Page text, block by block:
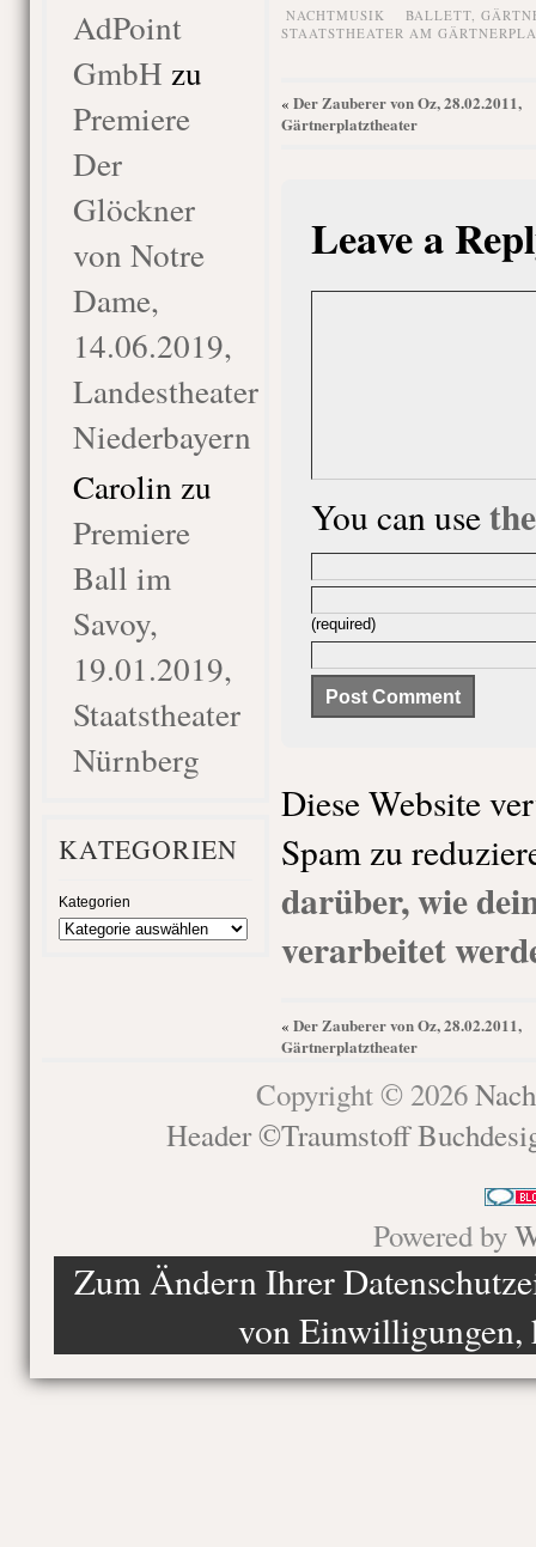
AdPoint
GmbH zu
Premiere
Der
Glöckner
von Notre
Dame,
14.06.2019,
Landestheater
Niederbayern
Carolin zu
Premiere
Ball im
Savoy,
19.01.2019,
Staatstheater
Nürnberg
KATEGORIEN
Kategorien
NACHTMUSIK BALLETT,
STAATSTHEATER AM
« Der Zauberer von Oz, 28.02.2011,
Gärtnerplatztheater
Leave a
You can use
(required)
Diese Website
Spam zu
darüber, wie
verarbeitet
« Der Zauberer von Oz, 28.02.2011,
Gärtnerplatztheater
Copyright © 2026
Header ©Traumstoff
Powered by
Zum Ändern Ihrer
von